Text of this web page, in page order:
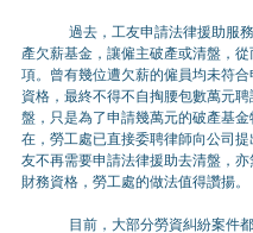
產欠薪基金，讓僱主破產或清盤，
項。曾有幾位遭欠薪的僱員均未符
資格，最終不得不自掏腰包數萬元
盤，只是為了申請幾萬元的破產基
在，勞工處已直接委聘律師向公司
友不再需要申請法律援助去清盤，
財務資格，勞工處的做法值得讚揚。